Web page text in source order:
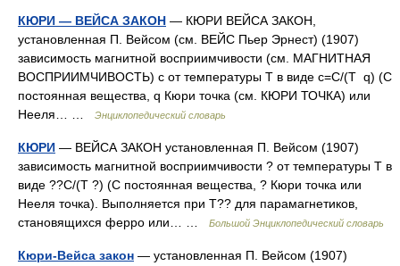
КЮРИ — ВЕЙСА ЗАКОН — КЮРИ ВЕЙСА ЗАКОН,
установленная П. Вейсом (см. ВЕЙС Пьер Эрнест) (1907)
зависимость магнитной восприимчивости (см. МАГНИТНАЯ
ВОСПРИИМЧИВОСТЬ) c от температуры Т в виде c=С/(Т q) (С
постоянная вещества, q Кюри точка (см. КЮРИ ТОЧКА) или
Нееля… …
Энциклопедический словарь
КЮРИ — ВЕЙСА ЗАКОН установленная П. Вейсом (1907)
зависимость магнитной восприимчивости ? от температуры Т в
виде ??С/(Т ?) (С постоянная вещества, ? Кюри точка или
Нееля точка). Выполняется при Т?? для парамагнетиков,
становящихся ферро или… …
Большой Энциклопедический словарь
Кюри-Вейса закон — установленная П. Вейсом (1907)